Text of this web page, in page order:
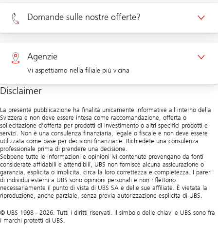
Appuntamento clienti privati
Appuntamento clienti aziendali
Domande sulle nostre offerte?
Clienti privati 0800 002 558
Clienti aziendali 0844 853 003
Agenzie
Vi aspettiamo nella filiale più vicina
Agenzie
Disclaimer
La presente pubblicazione ha finalità unicamente informative all’interno della
Svizzera e non deve essere intesa come raccomandazione, offerta o
sollecitazione d’offerta per prodotti di investimento o altri specifici prodotti e
servizi. Non è una consulenza finanziaria, legale o fiscale e non deve essere
utilizzata come base per decisioni finanziarie. Richiedete una consulenza
professionale prima di prendere una decisione.
Sebbene tutte le informazioni e opinioni ivi contenute provengano da fonti
considerate affidabili e attendibili, UBS non fornisce alcuna assicurazione o
garanzia, esplicita o implicita, circa la loro correttezza e completezza. I pareri
di individui esterni a UBS sono opinioni personali e non riflettono
necessariamente il punto di vista di UBS SA e delle sue affiliate. È vietata la
riproduzione, anche parziale, senza previa autorizzazione esplicita di UBS.
© UBS 1998 - 2026. Tutti i diritti riservati. Il simbolo delle chiavi e UBS sono fra
i marchi protetti di UBS.